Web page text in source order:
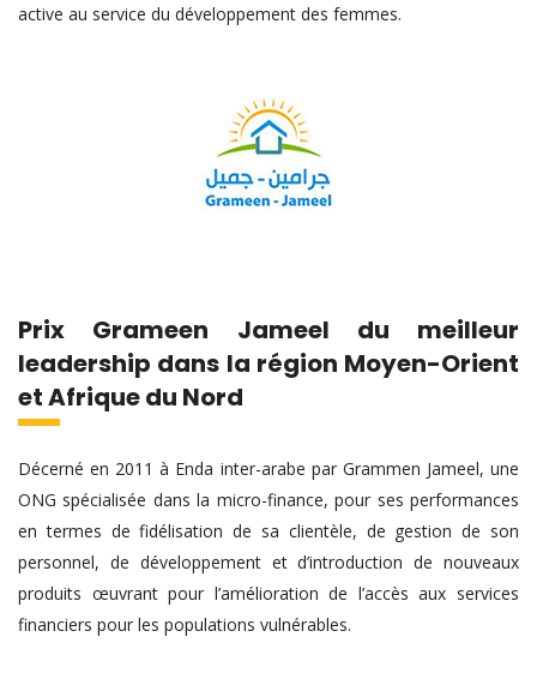
active au service du développement des femmes.
Prix Grameen Jameel du meilleur
leadership dans la région Moyen-Orient
et Afrique du Nord
Décerné en 2011 à Enda inter-arabe par Grammen Jameel, une
ONG spécialisée dans la micro-finance, pour ses performances
en termes de fidélisation de sa clientèle, de gestion de son
personnel, de développement et d’introduction de nouveaux
produits œuvrant pour l’amélioration de l’accès aux services
financiers pour les populations vulnérables.